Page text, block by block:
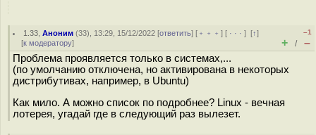
1.33 ,Аноним (33), 13:29, 15/12/2022 [ответить] [ ﹢﹢﹢] [ · · ·][↑]
[к модератору]
–1
+ / –
Проблема проявляется только в системах,...
(по умолчанию отключена, но активирована в некоторых
дистрибутивах, например, в Ubuntu)
Как мило. А можно список по подробнее? Linux - вечная
лотерея, угадай где в следующий раз вылезет.